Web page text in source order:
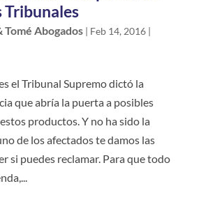
Tribunales
Tomé Abogados| Feb 14, 2016|
el Tribunal Supremo dictó la
que abría la puerta a posibles
productos. Y no ha sido la
de los afectados te damos las
si puedes reclamar. Para que todo